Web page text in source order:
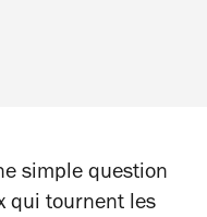
simple question
qui tournent les